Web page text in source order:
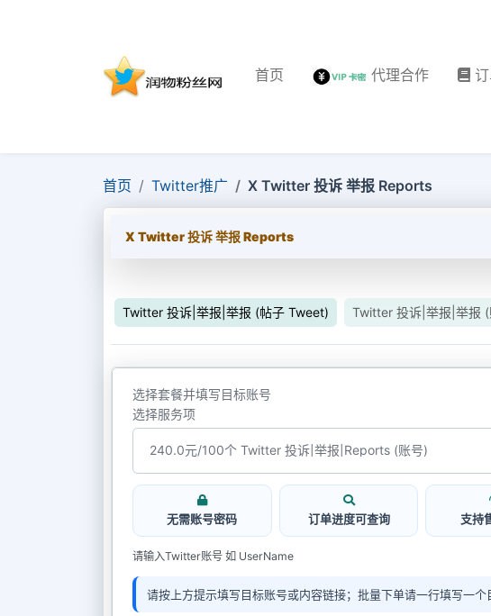
首页 代理合作
首页 Twitter推广 X Twitter 投诉 举报 Reports
X Twitter 投诉 举报 Reports
Twitter 投诉|举报|举报 (帖子 Tweet) Twitter 投诉|举报|举报 (
选择套餐并填写目标账号
选择服务项
无需账号密码 订单进度可查询 支持
请输入Twitter账号 如 UserName
请按上方提示填写目标账号或内容链接；批量下单请一行填写一个